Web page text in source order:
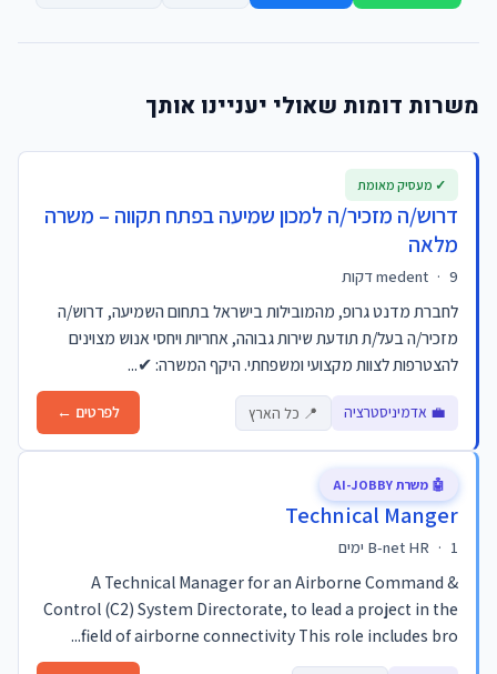
משרות דומות שאולי יעניינו אותך
דרוש/ה מזכיר/ה למכון שמיעה בפתח תקווה – משרה
מלאה
medent · 9 דקות
לחברת מדנט גרופ, מהמובילות בישראל בתחום השמיעה, דרוש/ה
מזכיר/ה בעל/ת תודעת שירות גבוהה, אחריות ויחסי אנוש מצוינים
להצטרפות לצוות מקצועי ומשפחתי. היקף המשרה: ✔...
💼 אדמיניסטרציה 📍 כל הארץ לפרטים ←
✓ מעסיק מאומת
Technical Manger
B-net HR · 1 ימים
A Technical Manager for an Airborne Command &
Control (C2) System Directorate, to lead a project in the
field of airborne connectivity This role includes bro...
🤖 משרת AI-JOBBY